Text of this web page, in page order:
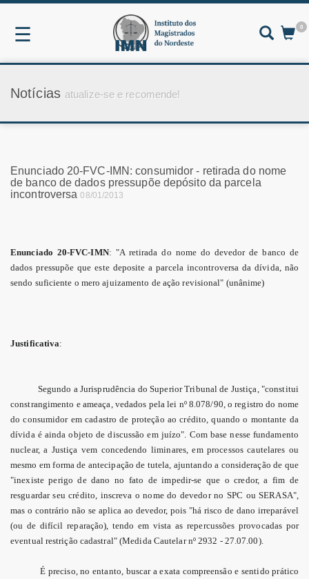
☰ 0
Notícias atualize-se e recomende!
Enunciado 20-FVC-IMN: consumidor - retirada do nome
de banco de dados pressupõe depósito da parcela
incontroversa08/01/2013
Enunciado 20-FVC-IMN: "A retirada do nome do devedor de banco de
dados pressupõe que este deposite a parcela incontroversa da dívida, não
sendo suficiente o mero ajuizamento de ação revisional" (unânime)
Justificativa:
Segundo a Jurisprudência do Superior Tribunal de Justiça, "constitui
constrangimento e ameaça, vedados pela lei nº 8.078/90, o registro do nome
do consumidor em cadastro de proteção ao crédito, quando o montante da
dívida é ainda objeto de discussão em juízo". Com base nesse fundamento
nuclear, a Justiça vem concedendo liminares, em processos cautelares ou
mesmo em forma de antecipação de tutela, ajuntando a consideração de que
"inexiste perigo de dano no fato de impedir-se que o credor, a fim de
resguardar seu crédito, inscreva o nome do devedor no SPC ou SERASA",
mas o contrário não se aplica ao devedor, pois "há risco de dano irreparável
(ou de difícil reparação), tendo em vista as repercussões provocadas por
eventual restrição cadastral" (Medida Cautelar nº 2932 - 27.07.00).
É preciso, no entanto, buscar a exata compreensão e sentido prático